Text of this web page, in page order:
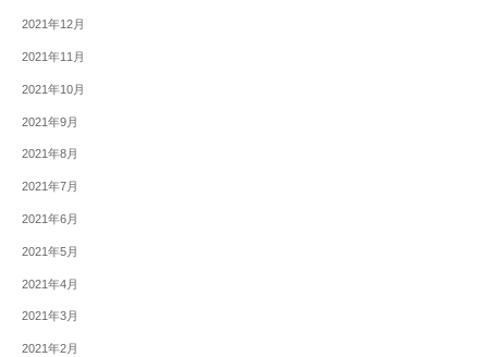
2021年12月
2021年11月
2021年10月
2021年9月
2021年8月
2021年7月
2021年6月
2021年5月
2021年4月
2021年3月
2021年2月